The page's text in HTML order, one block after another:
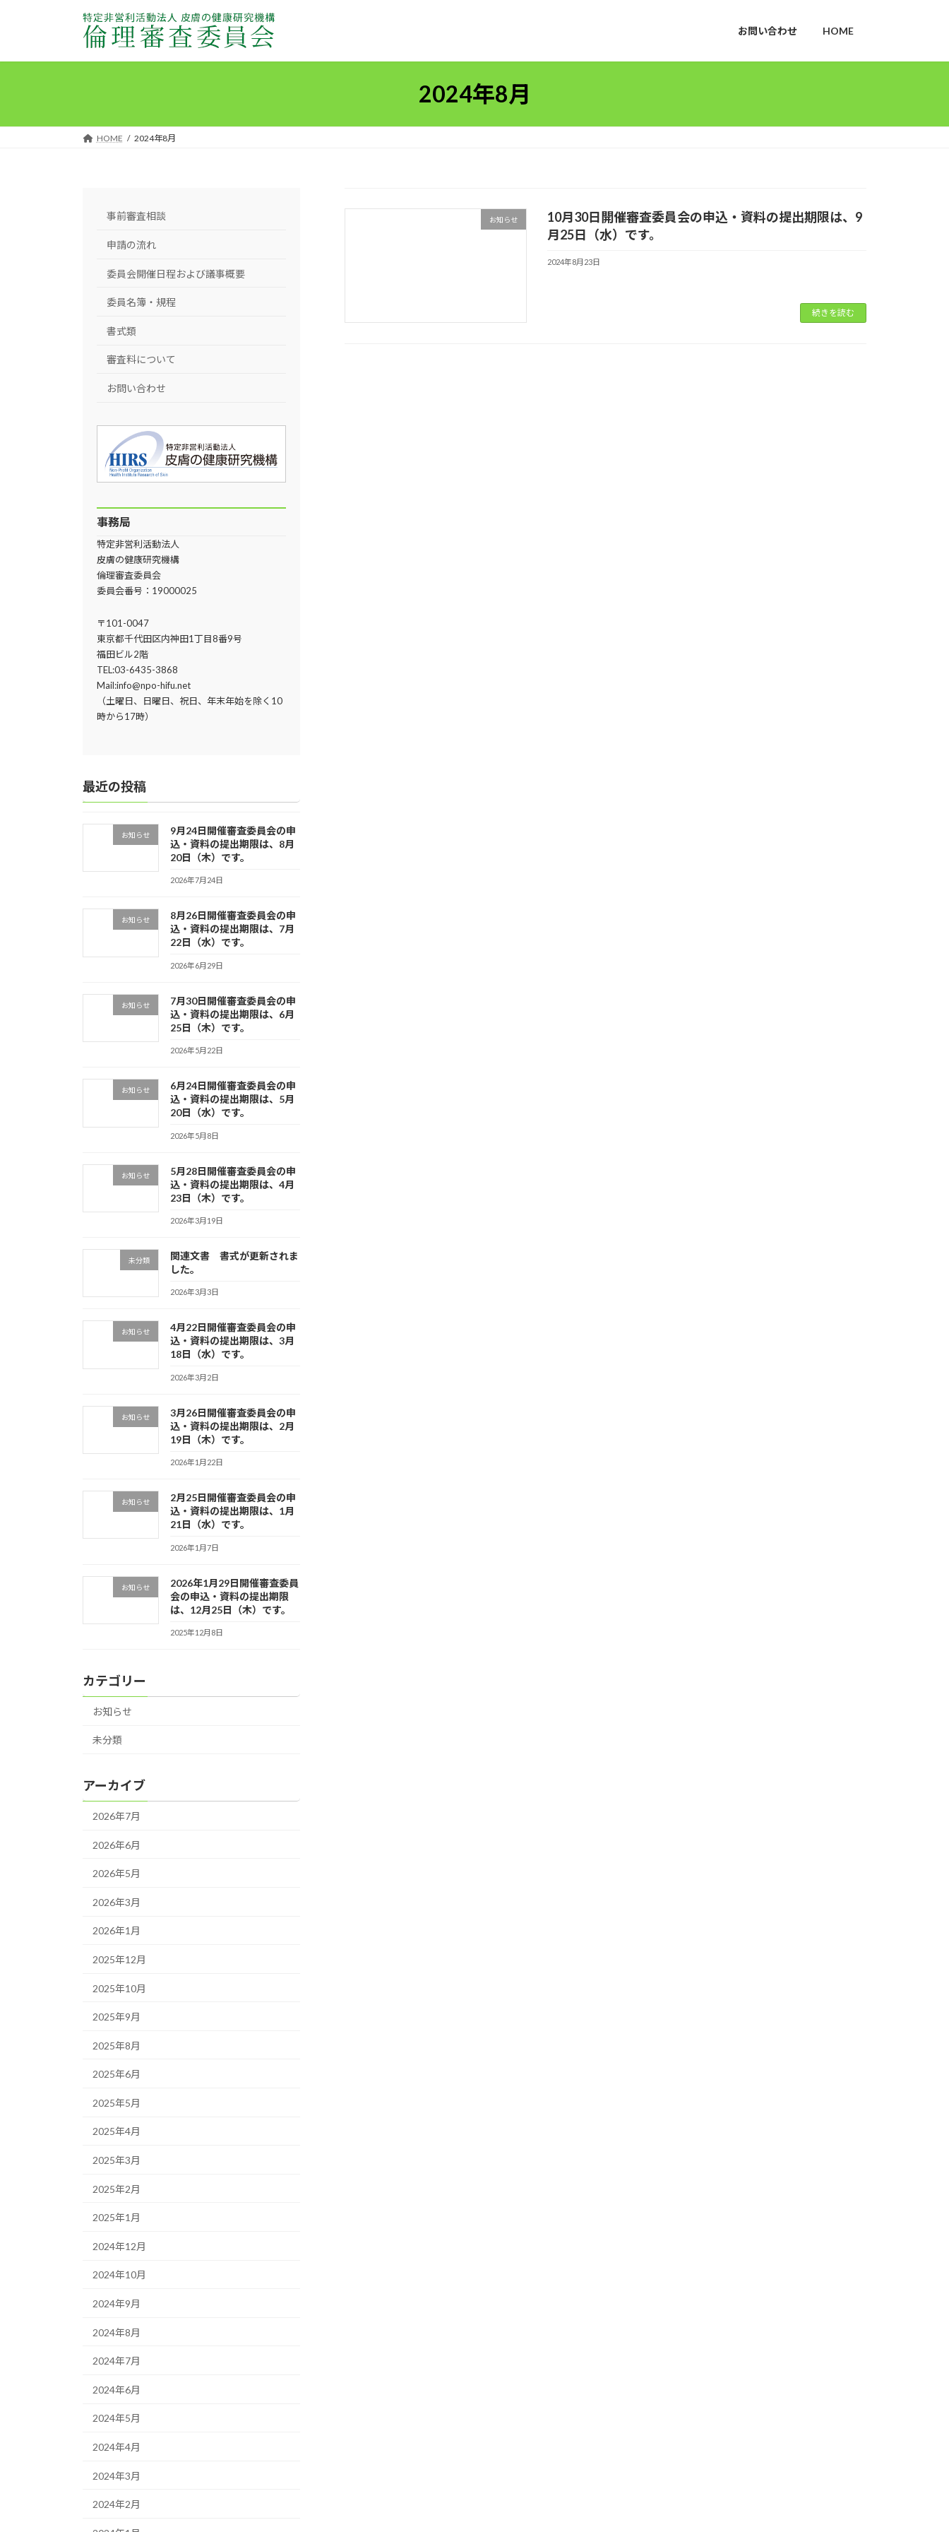
ン
キ
ー
に
お問い合わせ HOME
2024年8月
HOME 2024年8月
お知らせ
10月30日開催審査委員会の申込・資料の提出期限は、9
月25日（水）です。
2024年8月23日
続きを読む
事前審査相談
申請の流れ
委員会開催日程および議事概要
委員名簿・規程
書式類
審査料について
お問い合わせ
事務局
特定非営利活動法人
皮膚の健康研究機構
倫理審査委員会
委員会番号：19000025
〒101-0047
東京都千代田区内神田1丁目8番9号
福田ビル2階
TEL:03-6435-3868
Mail:info@npo-hifu.net
（土曜日、日曜日、祝日、年末年始を除く10
時から17時）
最近の投稿
お知らせ
9月24日開催審査委員会の申
込・資料の提出期限は、8月
20日（木）です。
2026年7月24日
お知らせ
8月26日開催審査委員会の申
込・資料の提出期限は、7月
22日（水）です。
2026年6月29日
お知らせ
7月30日開催審査委員会の申
込・資料の提出期限は、6月
25日（木）です。
2026年5月22日
お知らせ
6月24日開催審査委員会の申
込・資料の提出期限は、5月
20日（水）です。
2026年5月8日
お知らせ
5月28日開催審査委員会の申
込・資料の提出期限は、4月
23日（木）です。
2026年3月19日
未分類
関連文書 書式が更新されま
した。
2026年3月3日
お知らせ
4月22日開催審査委員会の申
込・資料の提出期限は、3月
18日（水）です。
2026年3月2日
お知らせ
3月26日開催審査委員会の申
込・資料の提出期限は、2月
19日（木）です。
2026年1月22日
お知らせ
2月25日開催審査委員会の申
込・資料の提出期限は、1月
21日（水）です。
2026年1月7日
お知らせ
2026年1月29日開催審査委員
会の申込・資料の提出期限
は、12月25日（木）です。
2025年12月8日
カテゴリー
お知らせ
未分類
アーカイブ
2026年7月
2026年6月
2026年5月
2026年3月
2026年1月
2025年12月
2025年10月
2025年9月
2025年8月
2025年6月
2025年5月
2025年4月
2025年3月
2025年2月
2025年1月
2024年12月
2024年10月
2024年9月
2024年8月
2024年7月
2024年6月
2024年5月
2024年4月
2024年3月
2024年2月